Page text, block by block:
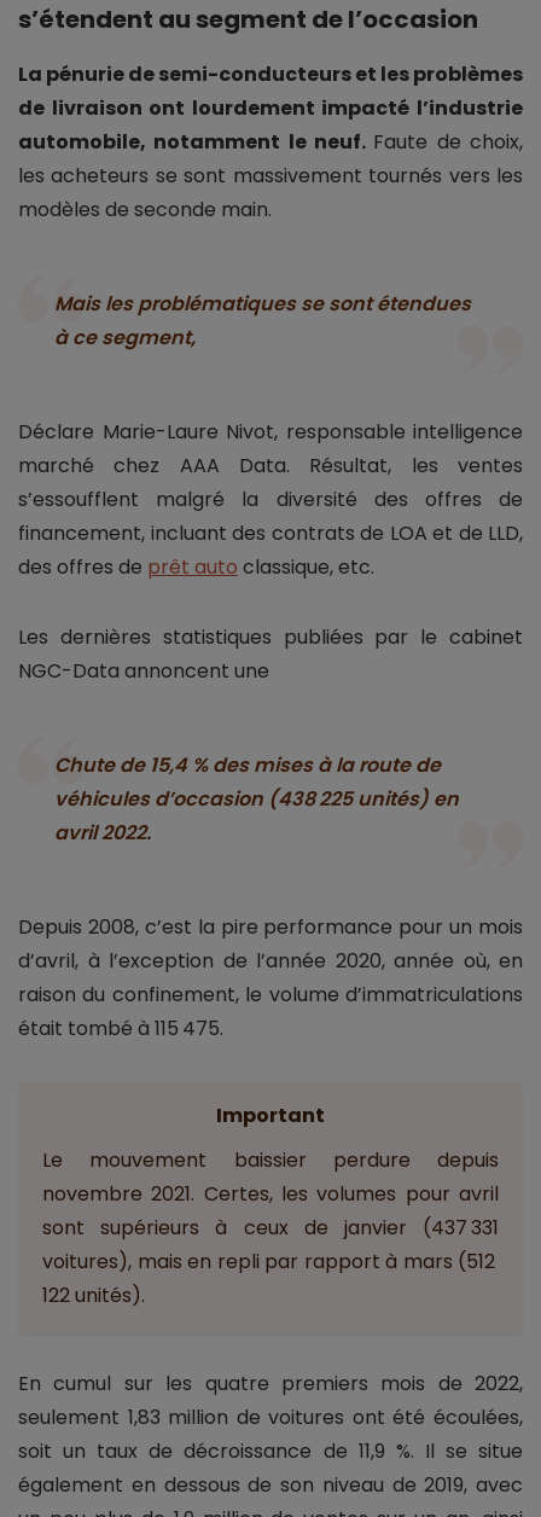
s’étendent au segment de l’occasion
La pénurie de semi-conducteurs et les problèmes
de livraison ont lourdement impacté l’industrie
automobile, notamment le neuf. Faute de choix,
les acheteurs se sont massivement tournés vers les
modèles de seconde main.
Mais les problématiques se sont étendues
à ce segment,
Déclare Marie-Laure Nivot, responsable intelligence
marché chez AAA Data. Résultat, les ventes
s’essoufflent malgré la diversité des offres de
financement, incluant des contrats de LOA et de LLD,
des offres de prêt auto classique, etc.
Les dernières statistiques publiées par le cabinet
NGC-Data annoncent une
Chute de 15,4 % des mises à la route de
véhicules d’occasion (438 225 unités) en
avril 2022.
Depuis 2008, c’est la pire performance pour un mois
d’avril, à l’exception de l’année 2020, année où, en
raison du confinement, le volume d’immatriculations
était tombé à 115 475.
Important
Le mouvement baissier perdure depuis
novembre 2021. Certes, les volumes pour avril
sont supérieurs à ceux de janvier (437 331
voitures), mais en repli par rapport à mars (512
122 unités).
En cumul sur les quatre premiers mois de 2022,
seulement 1,83 million de voitures ont été écoulées,
soit un taux de décroissance de 11,9 %. Il se situe
également en dessous de son niveau de 2019, avec